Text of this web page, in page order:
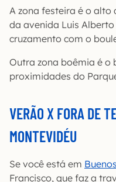
A zona festeira é o alto
da avenida Luis
cruzamento com o
Outra zona boêmia é o
proximidades do
VERÃO X FORA DE
MONTEVIDÉU
Se você está em
Francisco, que faz a